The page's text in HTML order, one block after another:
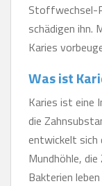
Stoffwechsel-
schädigen ihn.
Karies
Was ist
Karies ist eine
die
entwickelt sich
Mundhöhle,
Bakterien